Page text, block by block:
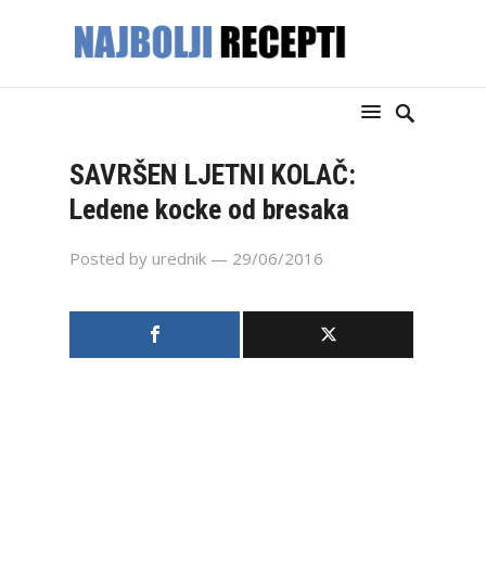
SAVRŠEN LJETNI KOLAČ:
Ledene kocke od bresaka
Posted by urednik — 29/06/2016